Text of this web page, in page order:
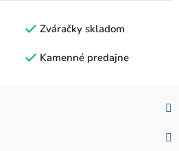
Zváračky skladom
Kamenné predajne